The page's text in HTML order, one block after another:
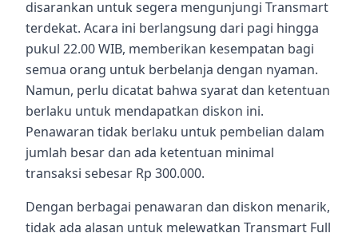
disarankan untuk segera mengunjungi Transmart
terdekat. Acara ini berlangsung dari pagi hingga
pukul 22.00 WIB, memberikan kesempatan bagi
semua orang untuk berbelanja dengan nyaman.
Namun, perlu dicatat bahwa syarat dan ketentuan
berlaku untuk mendapatkan diskon ini.
Penawaran tidak berlaku untuk pembelian dalam
jumlah besar dan ada ketentuan minimal
transaksi sebesar Rp 300.000.
Dengan berbagai penawaran dan diskon menarik,
tidak ada alasan untuk melewatkan Transmart Full